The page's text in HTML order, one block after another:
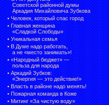
Советской районной думы
Аркадия Михайловича Зубкова
• Человек, который спас город
• Главная женщина
«Сладкой Слободы»
• Уникальная семья
• В Думе надо работать,
а не «место занимать»!
• «Народный бюджет» —
польза для народа
• Аркадий Зубков:
«Энергия — это действие!»
• Власть в районе надо менять!
• Пожарная команда в Коже
• Митинг «За чистую воду»